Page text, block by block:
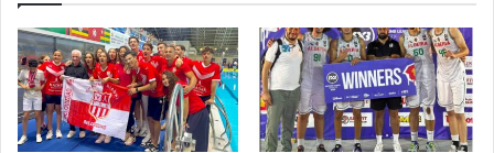
le
palier
de
l’élite
féminine